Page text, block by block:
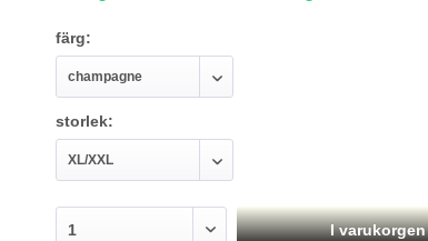
färg:
storlek:
I varukorgen